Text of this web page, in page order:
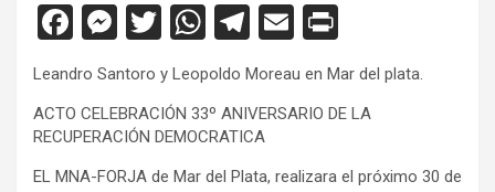
F
a
ce
b
o
M
es
se
n
g
T
wi
tt
er
W
h
at
s
A
T
el
e
gr
a
E
ail
in
tF
ri
e
Leandro Santoro y Leopoldo Moreau en Mar del plata.
ACTO CELEBRACIÓN 33º ANIVERSARIO DE LA
RECUPERACIÓN DEMOCRATICA
EL MNA-FORJA de Mar del Plata, realizara el próximo 30 de